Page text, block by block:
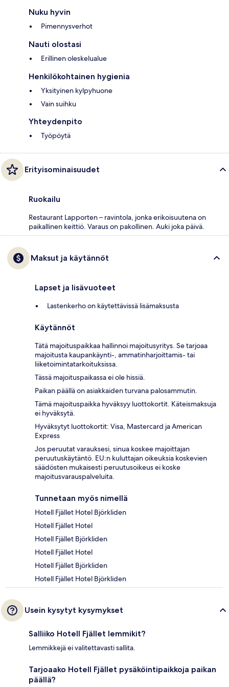
Nuku hyvin
Pimennysverhot
Nauti olostasi
Erillinen oleskelualue
Henkilökohtainen hygienia
Yksityinen kylpyhuone
Vain suihku
Yhteydenpito
Työpöytä
Erityisominaisuudet
Ruokailu
Restaurant Lapporten – ravintola, jonka erikoisuutena on
paikallinen keittiö. Varaus on pakollinen. Auki joka päivä.
Maksut ja käytännöt
Lapset ja lisävuoteet
Lastenkerho on käytettävissä lisämaksusta
Käytännöt
Tätä majoituspaikkaa hallinnoi majoitusyritys. Se tarjoaa
majoitusta kaupankäynti-, ammatinharjoittamis- tai
liiketoimintatarkoituksissa.
Tässä majoituspaikassa ei ole hissiä.
Paikan päällä on asiakkaiden turvana palosammutin.
Tämä majoituspaikka hyväksyy luottokortit. Käteismaksuja
ei hyväksytä.
Hyväksytyt luottokortit: Visa, Mastercard ja American
Express
Jos peruutat varauksesi, sinua koskee majoittajan
peruutuskäytäntö. EU:n kuluttajan oikeuksia koskevien
säädösten mukaisesti peruutusoikeus ei koske
majoitusvarauspalveluita.
Tunnetaan myös nimellä
Hotell Fjället Hotel Björkliden
Hotell Fjället Hotel
Hotell Fjället Björkliden
Hotell Fjället Hotel
Hotell Fjället Björkliden
Hotell Fjället Hotel Björkliden
Usein kysytyt kysymykset
Salliiko Hotell Fjället lemmikit?
Lemmikkejä ei valitettavasti sallita.
Tarjoaako Hotell Fjället pysäköintipaikkoja paikan
päällä?